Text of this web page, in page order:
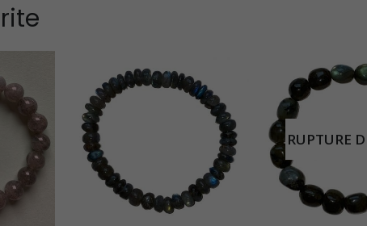
RUPTURE